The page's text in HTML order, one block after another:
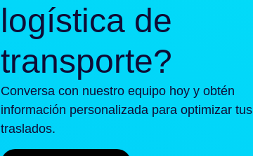
logística de
transporte?
Conversa con nuestro equipo hoy y obtén
información personalizada para optimizar tus
traslados.